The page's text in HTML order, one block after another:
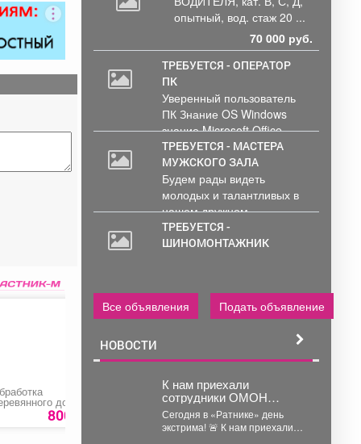
дома
800 руб.
Светильник
настенный «Lomon»
239 руб.
Маска защитная с
сеткой,
опытный, вод. стаж 20 ...
70 000 руб.
ТРЕБУЕТСЯ - ОПЕРАТОР
ПК
Уверенный пользователь
ПК Знание OS Windows
знание Microsoft Office .
Обработка и...
ТРЕБУЕТСЯ - МАСТЕРА
МУЖСКОГО ЗАЛА
Будем рады видеть
молодых и талантливых в
нашем дружном...
ТРЕБУЕТСЯ -
ШИНОМОНТАЖНИК
Все объявления Подать объявление
НОВОСТИ
К нам приехали
сотрудники ОМОН
«Рубеж» и Росгвардии.
Сегодня в «Ратнике» день
экстрима! 🚨 К нам приехали